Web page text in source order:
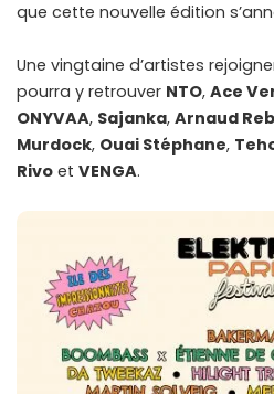
que cette nouvelle édition
Une vingtaine d’artistes
pourra y retrouver NTO, Ace
ONYVAA, Sajanka, Arnaud
Murdock, Ouai Stéphane,
Rivo et VENGA.